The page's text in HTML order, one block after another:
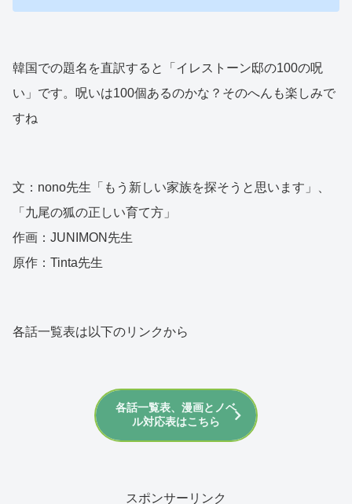
韓国での題名を直訳すると「イレストーン邸の100の呪
い」です。呪いは100個あるのかな？そのへんも楽しみで
すね
文：nono先生「もう新しい家族を探そうと思います」、
「九尾の狐の正しい育て方」
作画：JUNIMON先生
原作：Tinta先生
各話一覧表は以下のリンクから
各話一覧表、漫画とノベ
ル対応表はこちら
スポンサーリンク